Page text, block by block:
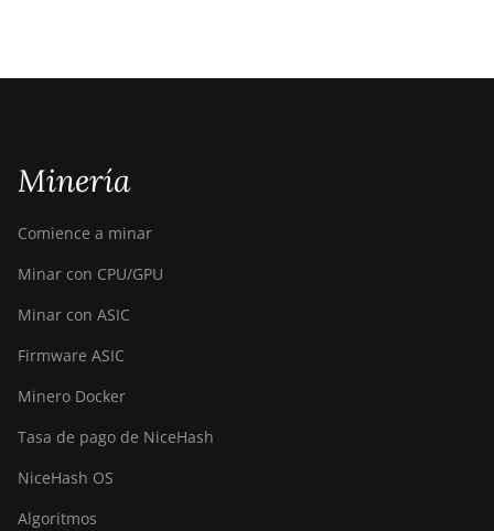
Minería
Comience a minar
Minar con CPU/GPU
Minar con ASIC
Firmware ASIC
Minero Docker
Tasa de pago de NiceHash
NiceHash OS
Algoritmos